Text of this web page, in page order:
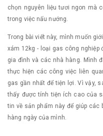
chọn nguyên liệu tươi ngon mà
trong việc nấu nướng.
Trong bài viết này, mình muốn
xám 12kg - loại gas công nghiệp
gia đình và các nhà hàng. Mình
thực hiện các công việc liên
gas gần nhất để tiện lợi. Vì vậy,
thấy được tính tiện ích cao của
tin về sản phẩm này để giúp
hàng ngày của mình.